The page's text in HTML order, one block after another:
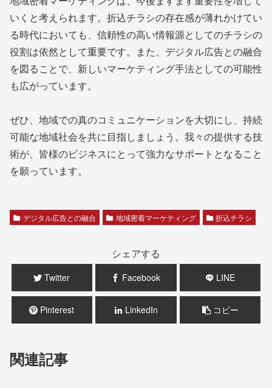
いくと考えられます。折込チラシの存在感が薄れかけてい
る時代においても、信頼性の高い情報源としてのチラシの
役割は依然として重要です。また、デジタル広告との融合
を図ることで、新しいマーケティング手法としての可能性
も広がっています。
ぜひ、地域での真のコミュニケーションを大切にし、持続
可能な地域社会を共に目指しましょう。我々の提供する技
術が、皆様のビジネスにとって強力なサポートとなること
を願っています。
デジタル広告との融合 地域密着マーケティング 折込チラシ
シェアする
Twitter Facebook LINE
Pinterest LinkedIn コピー
関連記事